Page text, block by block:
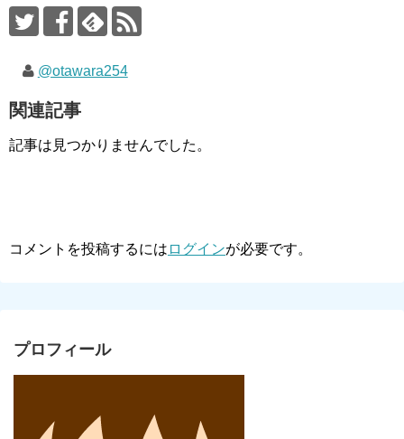
@otawara254
関連記事
記事は見つかりませんでした。
コメントを投稿するには ログインが必要です。
プロフィール